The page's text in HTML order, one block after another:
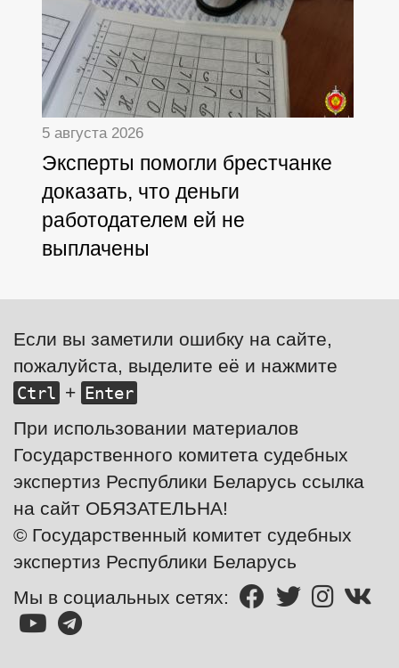
5 августа 2026
Эксперты помогли брестчанке
доказать, что деньги
работодателем ей не
выплачены
Если вы заметили ошибку на сайте,
пожалуйста, выделите её и нажмите
Ctrl + Enter
При использовании материалов
Государственного комитета судебных
экспертиз Республики Беларусь ссылка
на сайт ОБЯЗАТЕЛЬНА!
© Государственный комитет судебных
экспертиз Республики Беларусь
Мы в социальных сетях: